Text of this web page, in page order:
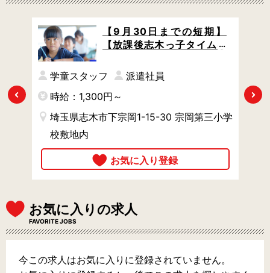
Previous
【9月30日までの短期】
【放課後志木っ子タイムむ
/ 小学校の学童クラブで、夏
休みの小学生たちをサポー
ト
学童スタッフ
派遣社員
時給：1,300円～
埼玉県志木市下宗岡1-15-30 宗岡第三小学
校敷地内
Next
お気に入りの求人
FAVORITE JOBS
今この求人はお気に入りに登録されていません。